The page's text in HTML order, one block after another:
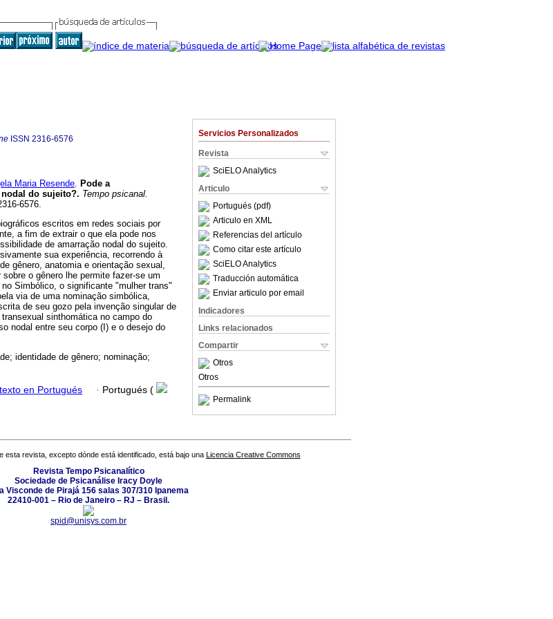
Servicios Personalizados
Revista
SciELO Analytics
Articulo
Portugués (pdf)
Articulo en XML
Referencias del artículo
Como citar este artículo
SciELO Analytics
Traducción automática
Enviar articulo por email
Indicadores
Links relacionados
Compartir
Otros
Otros
Permalink
ISSN 2316-6576
Maria Resende. Pode a
nodal do sujeito?. Tempo psicanal.
6576.
escritos em redes sociais por
a fim de extrair o que ela pode nos
de amarração nodal do sujeito.
sua experiência, recorrendo à
gênero, anatomia e orientação sexual,
o gênero lhe permite fazer-se um
Simbólico, o significante "mulher trans"
via de uma nominação simbólica,
de seu gozo pela invenção singular de
sinthomática no campo do
nodal entre seu corpo (I) e o desejo do
identidade de gênero; nominação;
texto en Portugués · Portugués (
esta revista, excepto dónde está identificado, está bajo una Licencia Creative Commons
Revista Tempo Psicanalítico
Sociedade de Psicanálise Iracy Doyle
Visconde de Pirajá 156 salas 307/310 Ipanema
22410-001 – Rio de Janeiro – RJ – Brasil.
spid@unisys.com.br